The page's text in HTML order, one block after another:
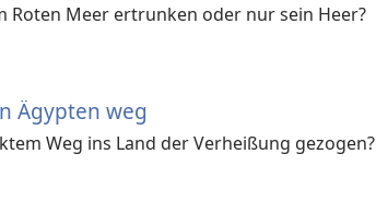
Roten Meer ertrunken oder nur sein Heer?
Ägypten weg
Weg ins Land der Verheißung gezogen?